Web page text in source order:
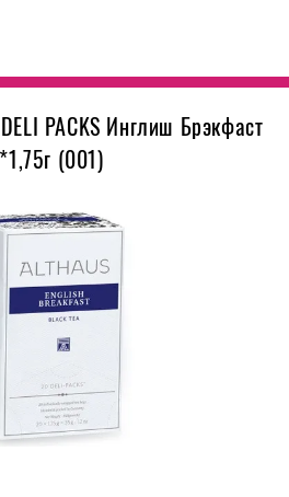
PACKS Инглиш Брэкфаст
(001)